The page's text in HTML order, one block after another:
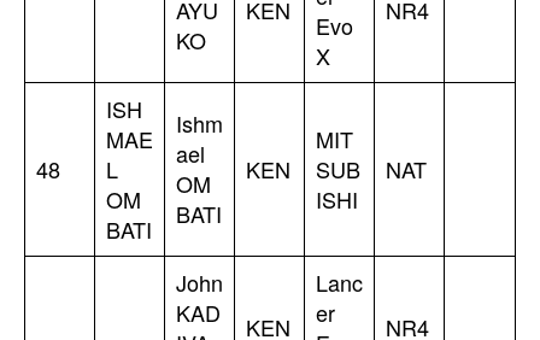
AYU
KO
KEN
Evo
X
NR4
48
ISH
MAE
L
OM
BATI
Ishm
ael
OM
BATI
KEN
MIT
SUB
ISHI
NAT
John
KAD
KEN
Lanc
er
NR4